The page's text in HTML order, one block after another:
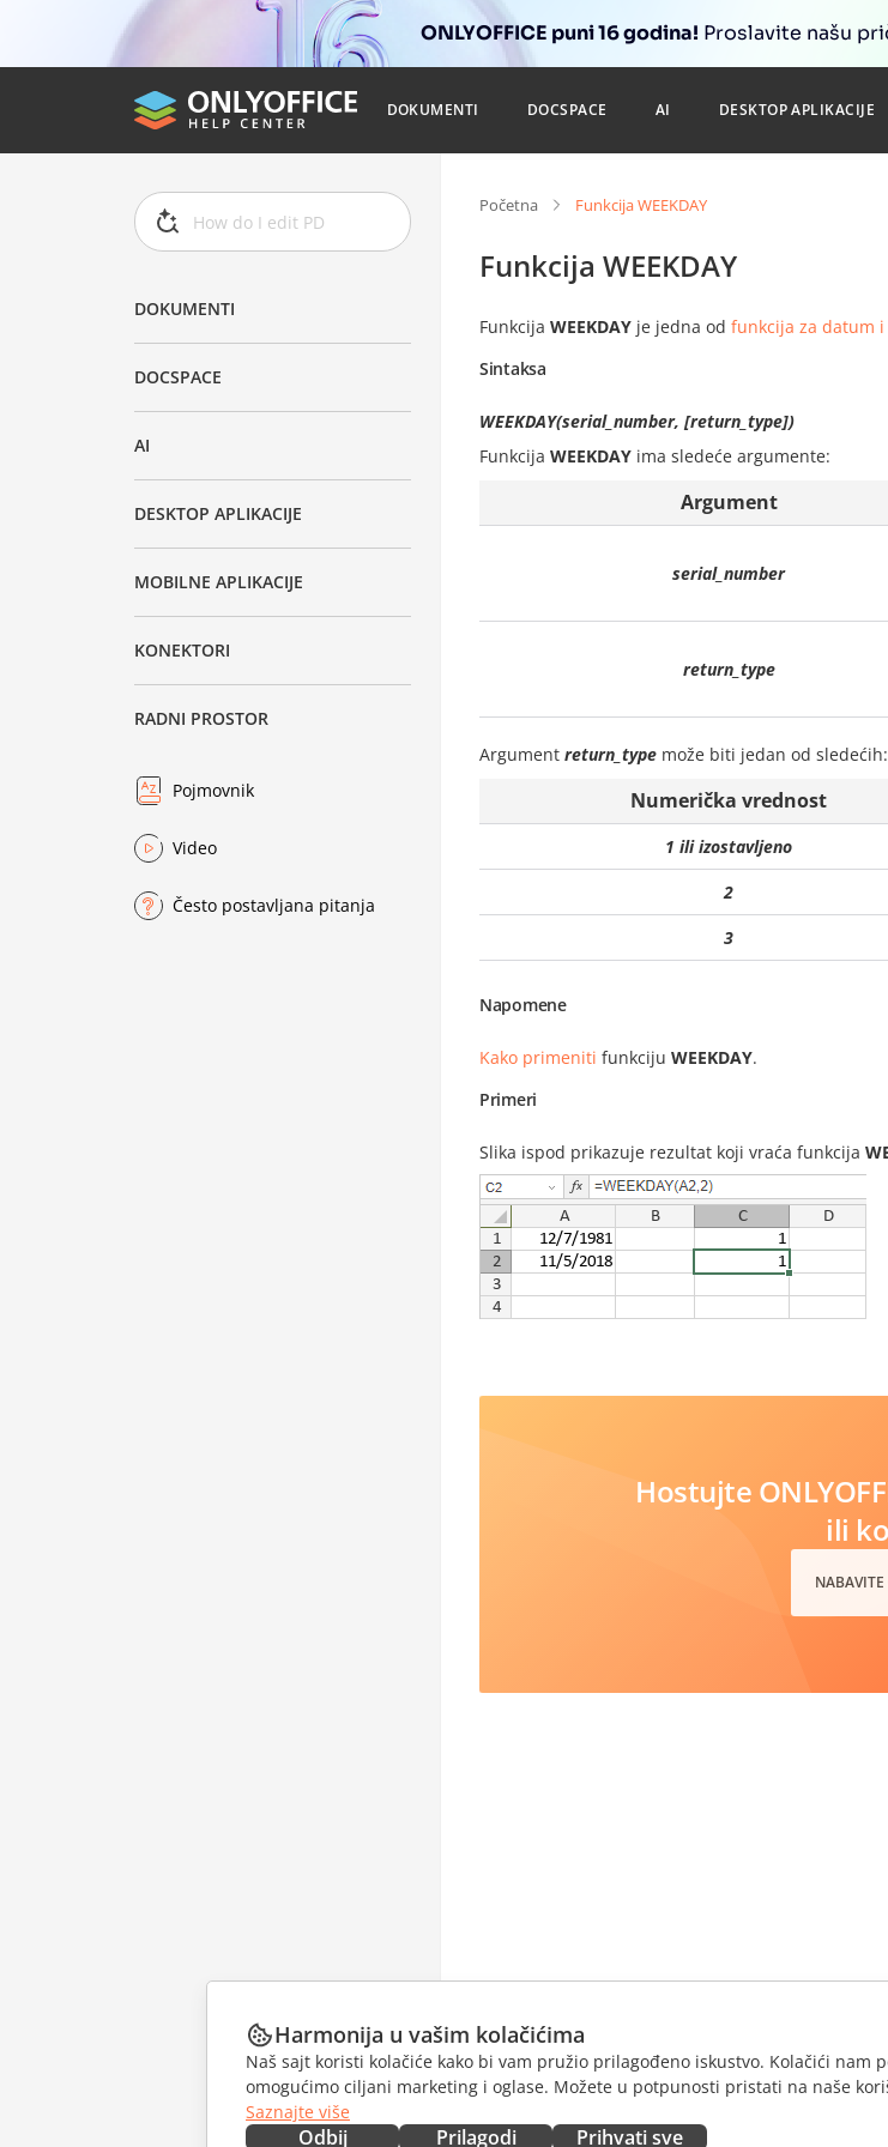
ONLYOFFICE puni 16 godina! Proslavite našu
DOKUMENTI DOCSPACE AI DESKTOP APLIKACIJE
DOKUMENTI
DOCSPACE
AI
DESKTOP APLIKACIJE
MOBILNE APLIKACIJE
KONEKTORI
RADNI PROSTOR
Pojmovnik
Video
Često postavljana pitanja
Početna Funkcija WEEKDAY
Funkcija WEEKDAY
Funkcija WEEKDAY je jedna od funkcija za datum i
Sintaksa
WEEKDAY(serial_number, [return_type])
Funkcija WEEKDAY ima sledeće argumente:
Argument
serial_number
return_type
Argument return_type može biti jedan od sledećih:
Numerička vrednost
1 ili izostavljeno
2
3
Napomene
Kako primeniti funkciju WEEKDAY.
Primeri
Slika ispod prikazuje rezultat koji vraća funkcija
Hostujte
ili
Harmonija u vašim kolačićima
Naš sajt koristi kolačiće kako bi vam pružio prilagođeno iskustvo. Kolačići nam
omogućimo ciljani marketing i oglase. Možete u potpunosti pristati na naše
Saznajte više
Odbij Prilagodi Prihvati sve